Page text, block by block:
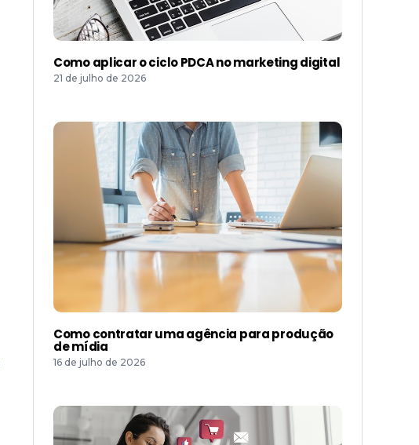
Como aplicar o ciclo PDCA no marketing digital
21 de julho de 2026
Como contratar uma agência para produção
de mídia
16 de julho de 2026